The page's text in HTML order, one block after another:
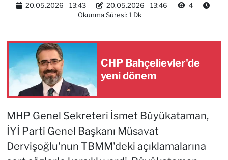
20.05.2026 - 13:43 20.05.2026 - 13:46
4
Okunma Süresi: 1 Dk
CHP Bahçelievler'de
yeni dönem
MHP Genel Sekreteri İsmet Büyükataman,
İYİ Parti Genel Başkanı Müsavat
Dervişoğlu'nun TBMM'deki açıklamalarına